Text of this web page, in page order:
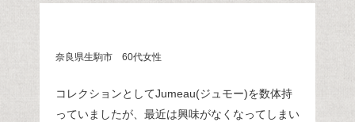
奈良県生駒市 60代女性
コレクションとしてJumeau(ジュモー)を数体持
っていましたが、最近は興味がなくなってしまい